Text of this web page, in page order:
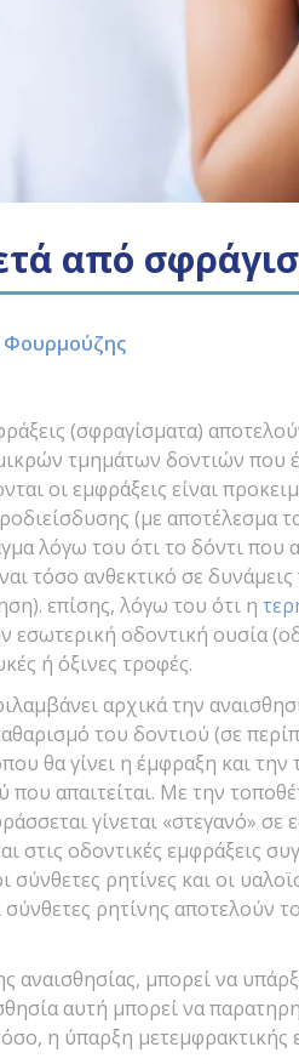
από
Φουρμούζης
(σφραγίσματα)
τμημάτων δοντιών που
οι εμφράξεις είναι
(με αποτέλεσμα
λόγω του ότι το δόντι
τόσο ανθεκτικό σε
επίσης, λόγω του ότι η
εσωτερική οδοντική ουσία
ή όξινες τροφές.
αρχικά την
του δοντιού (σε
θα γίνει η έμφραξη και
που απαιτείται. Με την
γίνεται «στεγανό» σε
στις οδοντικές εμφράξεις
σύνθετες ρητίνες και οι
σύνθετες ρητίνης αποτελούν
αναισθησίας, μπορεί να
αυτή μπορεί να
η ύπαρξη μετεμφρακτικής